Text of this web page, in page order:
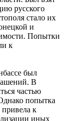
русского
стало их
и
Попытки
к
был
В
частью
попытка
к
иных